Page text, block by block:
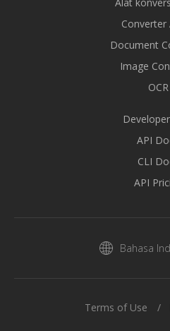
Converter
Document
Image
OCR
API
CLI
API
Bahasa
Terms of Use